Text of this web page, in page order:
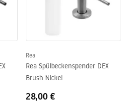
das Interieur fast jeder Küche
sorgt dafür, dass dieser Raum sowohl
Rea
Rea Spülbeckenspender DEX
Brush Nickel
28,00 €